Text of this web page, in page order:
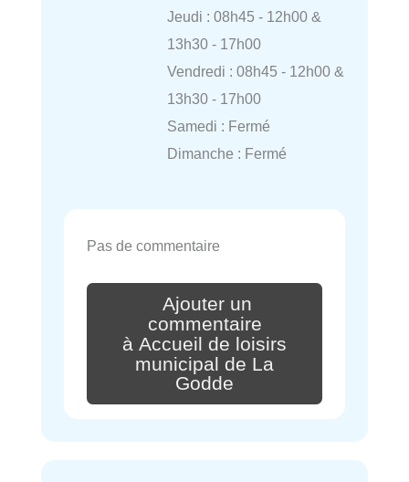
Jeudi : 08h45 - 12h00 &
13h30 - 17h00
Vendredi : 08h45 - 12h00 &
13h30 - 17h00
Samedi : Fermé
Dimanche : Fermé
Pas de commentaire
Ajouter un
commentaire
à Accueil de loisirs
municipal de La
Godde